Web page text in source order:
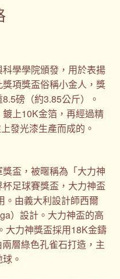
學學院頒發，用於表揚
項獎盃俗稱小金人，獎
磅（約3.85公斤）。
上10K金箔，再經過精
發光漆生產而成的。
盃，被暱稱為「大力神
足球賽獎盃，大力神盃
。由義大利設計師西爾
）設計。大力神盃的高
大力神獎盃採用18K金鑄
層綠色孔雀石打造，主
。